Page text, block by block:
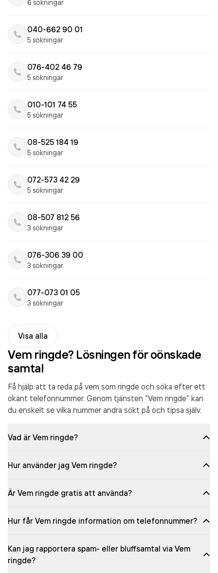
6 sökningar
040-662 90 01
5 sökningar
076-402 46 79
5 sökningar
010-101 74 55
5 sökningar
08-525 184 19
5 sökningar
072-573 42 29
5 sökningar
08-507 812 56
3 sökningar
076-306 39 00
3 sökningar
077-073 01 05
3 sökningar
Visa alla
Vem ringde? Lösningen för oönskade
samtal
Få hjälp att ta reda på vem som ringde och söka efter ett
okänt telefonnummer. Genom tjänsten “Vem ringde” kan
du enskelt se vilka nummer andra sökt på och tipsa själv.
Vad är Vem ringde?
Hur använder jag Vem ringde?
Är Vem ringde gratis att använda?
Hur får Vem ringde information om telefonnummer?
Kan jag rapportera spam- eller bluffsamtal via Vem
ringde?